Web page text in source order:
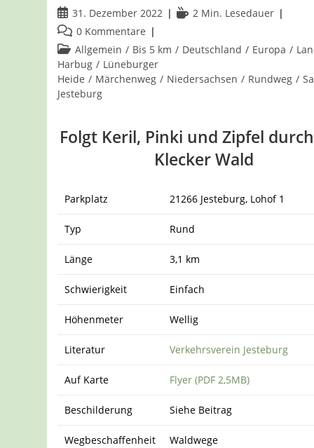
Beitrag
veröffentlicht:
31. Dezember 2022 Lesedauer:
2 Min. Lesedauer
Beitrags-
Kommentare:
0 Kommentare
Beitrags-
Kategorie:
Allgemein / Bis 5 km / Deutschland / Europa /
Harbug / Lüneburger
Heide / Märchenweg / Niedersachsen / Rundweg /
Jesteburg
Folgt Keril, Pinki und Zipfel
Klecker Wald
Parkplatz 21266 Jesteburg, Lohof 1
Typ Rund
Länge 3,1 km
Schwierigkeit Einfach
Höhenmeter Wellig
Literatur Verkehrsverein Jesteburg
Auf Karte Flyer (PDF 2,5MB)
Beschilderung Siehe Beitrag
Wegbeschaffenheit Waldwege